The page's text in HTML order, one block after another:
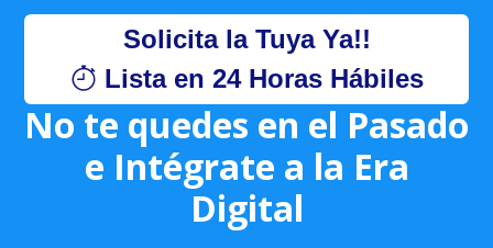
Solicita la Tuya Ya!!
Lista en 24 Horas Hábiles
No te quedes en el Pasado
e Intégrate a la Era
Digital